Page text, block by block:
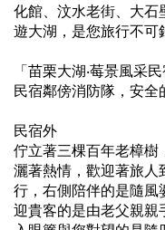
化館、汶水老街、大石
遊大湖，是您旅行不可
「苗栗大湖‧莓景風采
民宿鄰傍消防隊，安全
民宿外
佇立著三棵百年老樟樹
灑著熱情，歡迎著旅人
行，右側陪伴的是隨風
迎貴客的是由老父親親